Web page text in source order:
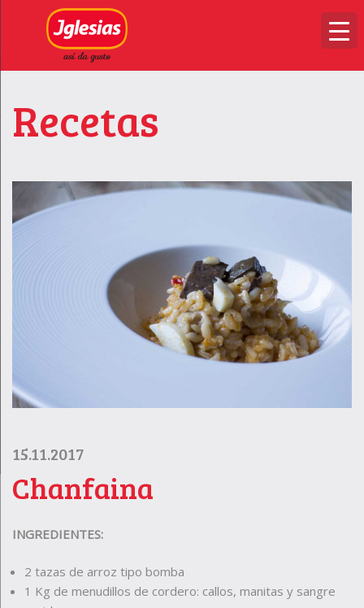
Recetas
15.11.2017
Chanfaina
INGREDIENTES:
2 tazas de arroz tipo bomba
1 Kg de menudillos de cordero: callos, manitas y sangre